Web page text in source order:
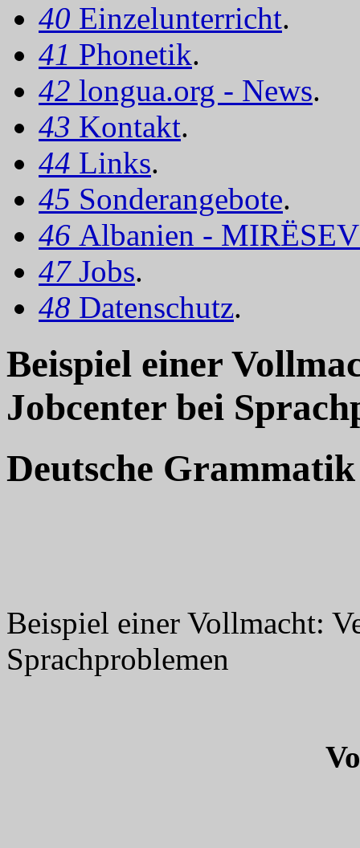
40 Einzelunterricht.
41 Phonetik.
42 longua.org - News.
43 Kontakt.
44 Links.
45 Sonderangebote.
46 Albanien -
47 Jobs.
48 Datenschutz.
Beispiel einer
Jobcenter bei
Deutsche Grammatik
Beispiel einer Vollmacht:
Sprachproblemen